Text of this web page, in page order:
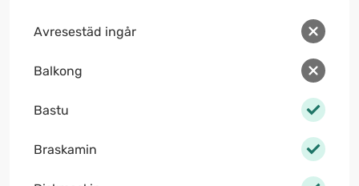
Avresestäd ingår
Balkong
Bastu
Braskamin